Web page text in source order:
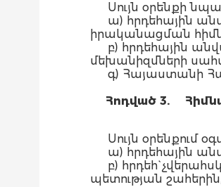
Սույն օրենքի
ա) հրդեհային
իրականացման
բ) հրդեհային
մեխանիզմների
գ) Հայաստանի
Հոդված 3.
Հ
Սույն օրենքում
ա) հրդեհային
բ) հրդեհ`
պետության